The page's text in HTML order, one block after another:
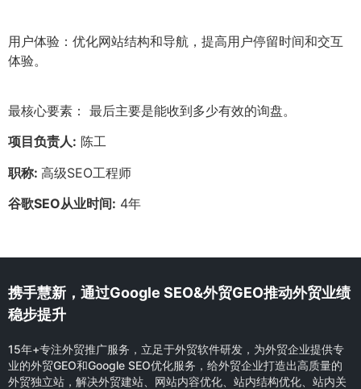
用户体验：优化网站结构和导航，提高用户停留时间和交互
体验。
最核心要素： 最后主要是能收到多少有效的询盘。
项目负责人: 陈工
职称: 高级SEO工程师
谷歌SEO从业时间: 4年
携手慧新，通过Google SEO&外贸GEO推动外贸业绩
稳步提升
15年+专注外贸推广服务，立足于外贸软件研发，为外贸企业提供专
业的外贸GEO和Google SEO优化服务，给外贸企业打造出高质量的
外贸独立站，解决外贸建站、网站内容优化、站内结构优化、站内关